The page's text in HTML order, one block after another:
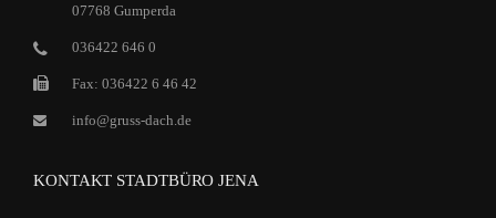
07768 Gumperda
036422 646 0
Fax: 036422 6 46 42
info@gruss-dach.de
KONTAKT STADTBÜRO JENA